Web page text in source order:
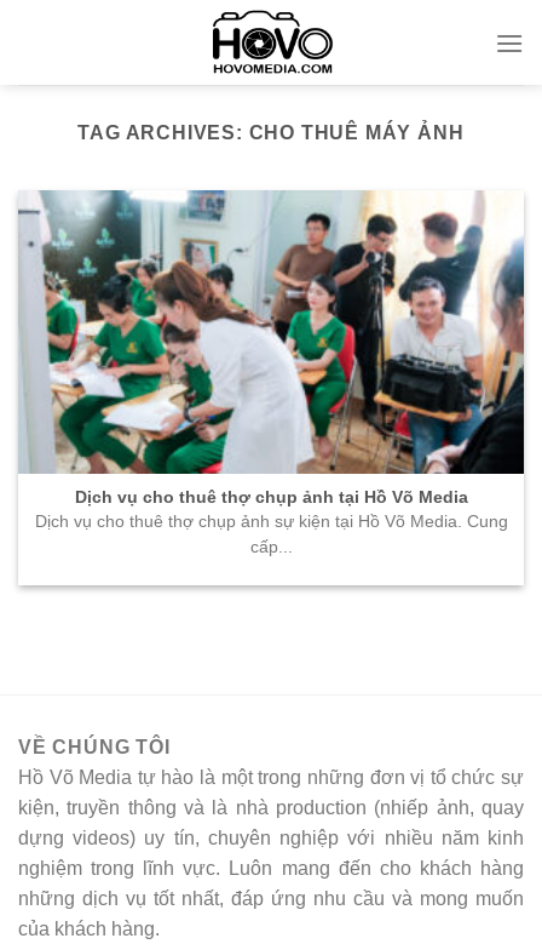
TAG ARCHIVES: CHO THUÊ MÁY ẢNH
Dịch vụ cho thuê thợ chụp ảnh tại Hồ Võ Media
Dịch vụ cho thuê thợ chụp ảnh sự kiện tại Hồ Võ Media. Cung
cấp...
VỀ CHÚNG TÔI
Hồ Võ Media tự hào là một trong những đơn vị tổ chức sự
kiện, truyền thông và là nhà production (nhiếp ảnh, quay
dựng videos) uy tín, chuyên nghiệp với nhiều năm kinh
nghiệm trong lĩnh vực. Luôn mang đến cho khách hàng
những dịch vụ tốt nhất, đáp ứng nhu cầu và mong muốn
của khách hàng.